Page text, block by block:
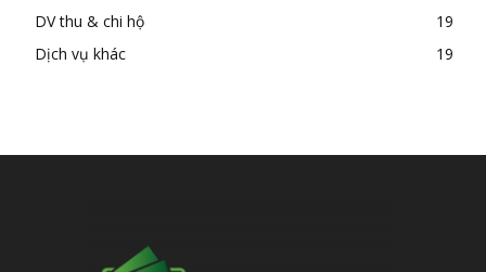
DV thu & chi hộ
19
Dịch vụ khác
19